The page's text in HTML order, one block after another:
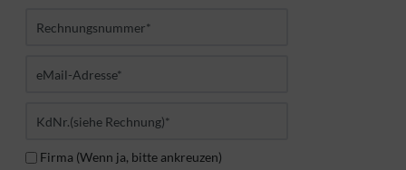
Firma (Wenn ja, bitte ankreuzen)